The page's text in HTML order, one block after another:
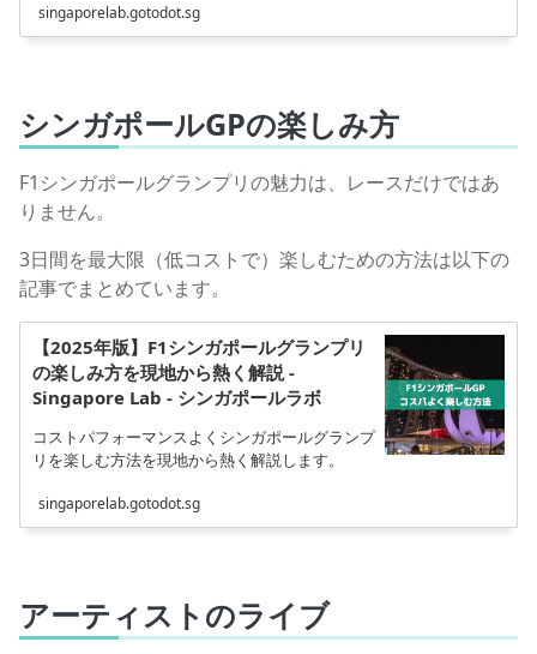
singaporelab.gotodot.sg
シンガポールGPの楽しみ方
F1シンガポールグランプリの魅力は、レースだけではあ
りません。
3日間を最大限（低コストで）楽しむための方法は以下の
記事でまとめています。
【2025年版】F1シンガポールグランプリ
の楽しみ方を現地から熱く解説 -
Singapore Lab - シンガポールラボ
コストパフォーマンスよくシンガポールグランプ
リを楽しむ方法を現地から熱く解説します。
singaporelab.gotodot.sg
アーティストのライブ